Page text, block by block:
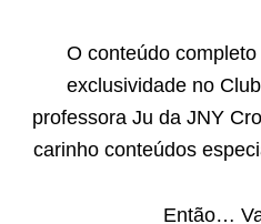
O conteúdo
exclusividade no
professora Ju da JNY
carinho conteúdos
Então…